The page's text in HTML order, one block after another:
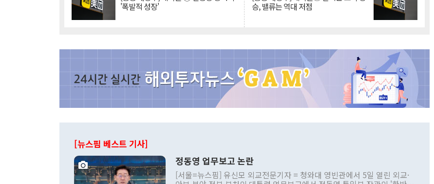
'폭발적 성장' 승, 밸류는 역대 저점
[뉴스핌 베스트 기사]
정동영 업무보고 논란
[서울=뉴스핌] 유신모 외교전문기자 = 청와대 영빈관에서 5일 열린 외교·